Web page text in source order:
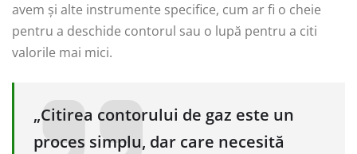
avem și alte instrumente specifice, cum ar fi o cheie
pentru a deschide contorul sau o lupă pentru a citi
valorile mai mici.
„Citirea contorului de gaz este un
proces simplu, dar care necesită